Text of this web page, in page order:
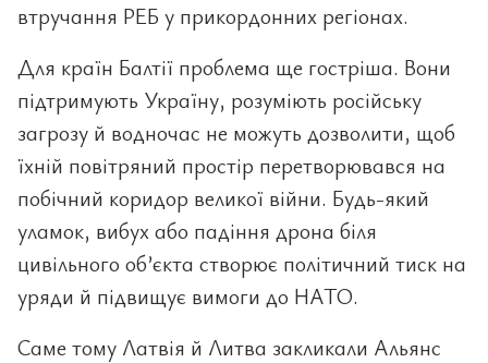
втручання РЕБ у прикордонних регіонах.
Для країн Балтії проблема ще гостріша. Вони
підтримують Україну, розуміють російську
загрозу й водночас не можуть дозволити, щоб
їхній повітряний простір перетворювався на
побічний коридор великої війни. Будь-який
уламок, вибух або падіння дрона біля
цивільного об’єкта створює політичний тиск на
уряди й підвищує вимоги до НАТО.
Саме тому Латвія й Литва закликали Альянс